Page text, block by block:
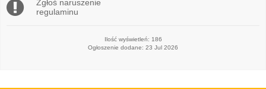
Zgłoś naruszenie
regulaminu
Ilość wyświetleń: 186
Ogłoszenie dodane: 23 Jul 2026